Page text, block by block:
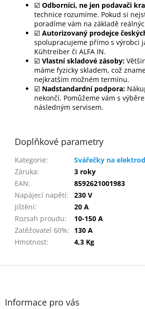
☑️ Odborníci, ne jen podavači
technice rozumíme. Pokud si
poradíme vám na základě
☑️ Autorizovaný prodejce
spolupracujeme přímo s výrobci
Kühtreiber či ALFA IN.
☑️ Vlastní skladové zásoby:
máme fyzicky skladem, což
nejkratším možném termínu.
☑️ Nadstandardní podpora:
nekončí. Pomůžeme vám s
následným servisem.
Doplňkové parametry
Kategorie:
Svářečky na
Záruka:
3 roky
EAN:
8592621001983
Napájecí napětí:
230 V
Jištění:
20 A
Rozsah proudu:
10-150 A
Zatěžovatel 60%:
130 A
Hmotnost: 4,3 Kg
Z
Informace pro vás